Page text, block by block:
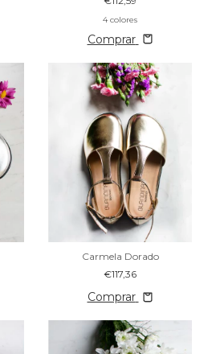
4 colores
Comprar
Carmela Dorado
€117,36
Comprar